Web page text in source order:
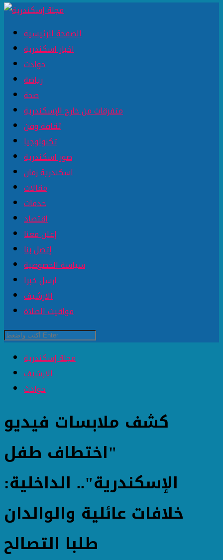
الصفحة الرئيسية
اخبار اسكندرية
حوادث
رياضة
صحة
متفرقات من خارج الإسكندرية
ثقافة وفن
تكنولوجيا
صور اسكندرية
اسكندرية زمان
مقالات
خدمات
اقتصاد
إعلن معنا
إتصل بنا
سياسة الخصوصية
ارسل خبرا
الارشيف
مواقيت الصلاة
مجلة إسكندرية
الارشيف
حوادث
كشف ملابسات فيديو
"اختطاف طفل
الإسكندرية".. الداخلية:
خلافات عائلية والوالدان
طلبا التصالح